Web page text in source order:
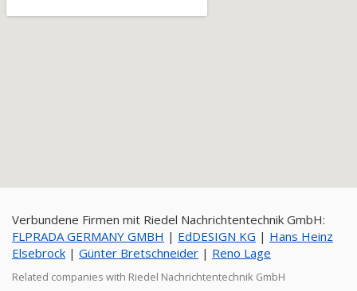
Verbundene Firmen mit Riedel Nachrichtentechnik GmbH:
FLPRADA GERMANY GMBH | EdDESIGN KG | Hans Heinz
Elsebrock | Günter Bretschneider | Reno Lage
Related companies with Riedel Nachrichtentechnik GmbH